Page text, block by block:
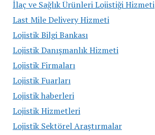
İlaç ve Sağlık Ürünleri Lojistiği Hizmeti
Last Mile Delivery Hizmeti
Lojistik Bilgi Bankası
Lojistik Danışmanlık Hizmeti
Lojistik Firmaları
Lojistik Fuarları
Lojistik haberleri
Lojistik Hizmetleri
Lojistik Sektörel Araştırmalar